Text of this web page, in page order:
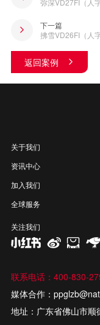
弥深VD27FI（人字
返回案例
下一篇
拂雪VD26FI（人字
关于我们
资讯中心
加入我们
全球服务
关注我们
联系电话：400-830-
媒体合作：
地址：广东省佛山市